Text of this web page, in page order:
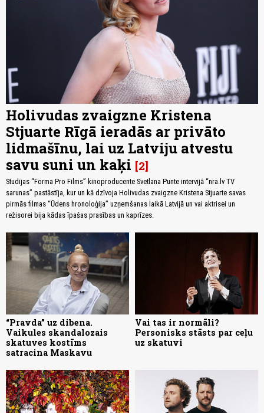
Holivudas zvaigzne Kristena
Stjuarte Rīgā ieradās ar privāto
lidmašīnu, lai uz Latviju atvestu
savu suni un kaķi 2
Studijas “Forma Pro Films” kinoproducente Svetlana Punte intervijā “nra.lv TV
sarunas” pastāstīja, kur un kā dzīvoja Holivudas zvaigzne Kristena Stjuarte savas
pirmās filmas “Ūdens hronoloģija” uzņemšanas laikā Latvijā un vai aktrisei un
režisorei bija kādas īpašas prasības un kaprīzes.
“Pravda” uz dibena.
Vaikules skandalozais
skatuves kostīms
satracina Maskavu
Vai tas ir normāli?
Personisks stāsts par ceļu
uz skatuvi